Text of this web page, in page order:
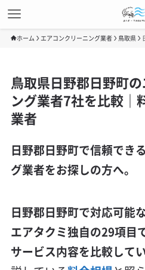
ホーム エアコンクリーニング業者 鳥取県
鳥取県日野郡日野町
ング業者7社を比較｜
業者
日野郡日野町で信頼でき
グ業者をお探しの方へ。
日野郡日野町で対応可能
エアタクミ独自の29項目
サービス内容を比較してい